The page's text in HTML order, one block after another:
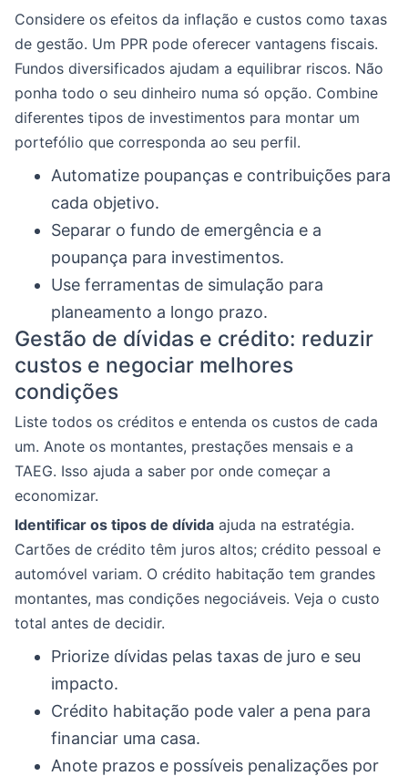
Considere os efeitos da inflação e custos como taxas
de gestão. Um PPR pode oferecer vantagens fiscais.
Fundos diversificados ajudam a equilibrar riscos. Não
ponha todo o seu dinheiro numa só opção. Combine
diferentes tipos de investimentos para montar um
portefólio que corresponda ao seu perfil.
Automatize poupanças e contribuições para
cada objetivo.
Separar o fundo de emergência e a
poupança para investimentos.
Use ferramentas de simulação para
planeamento a longo prazo.
Gestão de dívidas e crédito: reduzir
custos e negociar melhores
condições
Liste todos os créditos e entenda os custos de cada
um. Anote os montantes, prestações mensais e a
TAEG. Isso ajuda a saber por onde começar a
economizar.
Identificar os tipos de dívida ajuda na estratégia.
Cartões de crédito têm juros altos; crédito pessoal e
automóvel variam. O crédito habitação tem grandes
montantes, mas condições negociáveis. Veja o custo
total antes de decidir.
Priorize dívidas pelas taxas de juro e seu
impacto.
Crédito habitação pode valer a pena para
financiar uma casa.
Anote prazos e possíveis penalizações por